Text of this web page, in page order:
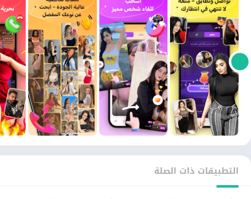
التطبيقات ذات الصلة